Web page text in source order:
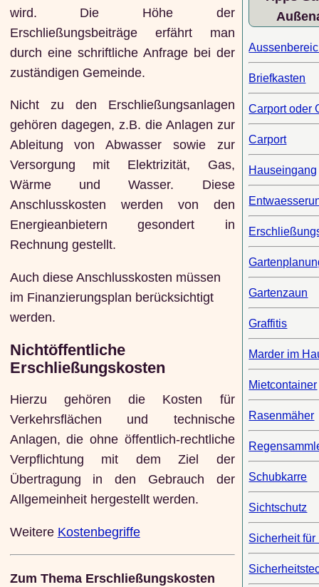
wird. Die Höhe der
Erschließungsbeiträge erfährt man
durch eine schriftliche Anfrage bei der
zuständigen Gemeinde.
Nicht zu den Erschließungsanlagen
gehören dagegen, z.B. die Anlagen zur
Ableitung von Abwasser sowie zur
Versorgung mit Elektrizität, Gas,
Wärme und Wasser. Diese
Anschlusskosten werden von den
Energieanbietern gesondert in
Rechnung gestellt.
Auch diese Anschlusskosten müssen
im Finanzierungsplan berücksichtigt
werden.
Nichtöffentliche
Erschließungskosten
Hierzu gehören die Kosten für
Verkehrsflächen und technische
Anlagen, die ohne öffentlich-rechtliche
Verpflichtung mit dem Ziel der
Übertragung in den Gebrauch der
Allgemeinheit hergestellt werden.
Weitere Kostenbegriffe
Zum Thema Erschließungskosten
Briefkasten
Carport oder
Carport
Hauseingang
Gartenzaun
Graffitis
Marder im
Mietcontainer
Rasenmäher
Schubkarre
Sichtschutz
Sicherheit für